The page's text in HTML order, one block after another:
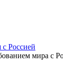
Россией
мира с